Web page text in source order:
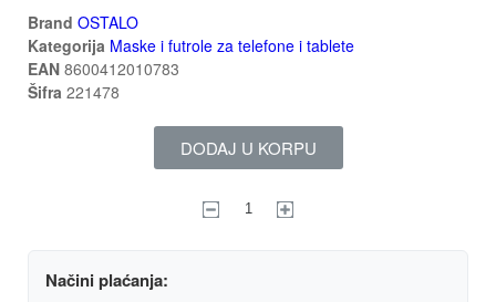
Brand OSTALO
Kategorija Maske i futrole za telefone i tablete
EAN 8600412010783
Šifra 221478
DODAJ U KORPU
Načini plaćanja: